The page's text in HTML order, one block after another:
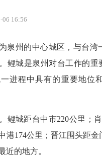
06 16:56
州的中心城区，与台湾
鲤城是泉州对台工作的重
进程中具有的重要地位
城距台中市220公里；肖
港174公里；晋江围头距金
近的地方。